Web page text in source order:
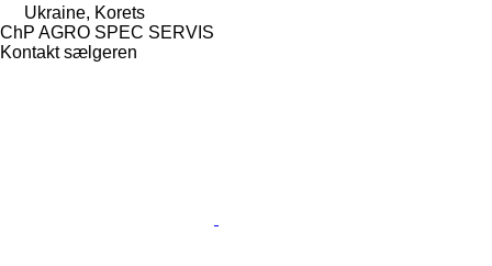
Ukraine, Korets
ChP AGRO SPEC SERVIS
Kontakt sælgeren